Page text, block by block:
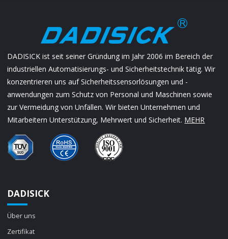
DADISICK ist seit seiner Gründung im Jahr 2006 im Bereich der
industriellen Automatisierungs- und Sicherheitstechnik tätig. Wir
konzentrieren uns auf Sicherheitssensorlösungen und -
anwendungen zum Schutz von Personal und Maschinen sowie
zur Vermeidung von Unfällen. Wir bieten Unternehmen und
Mitarbeitern Unterstützung, Mehrwert und Sicherheit. MEHR
DADISICK
Über uns
Zertifikat